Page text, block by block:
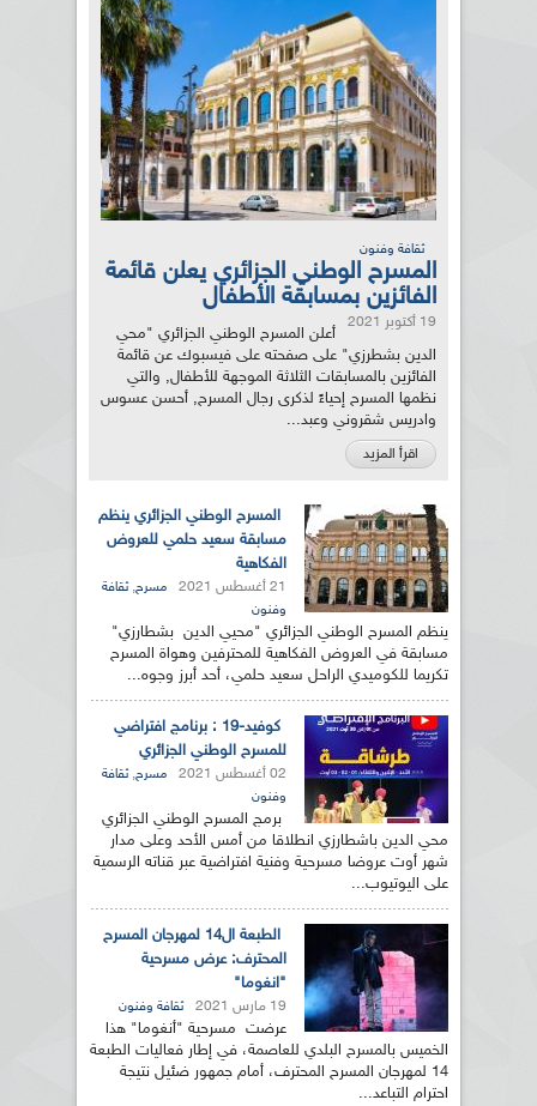
ثقافة وفنون
المسرح الوطني الجزائري يعلن قائمة
الفائزين بمسابقة الأطفال
19 أكتوبر 2021
أعلن المسرح الوطني الجزائري "محي
الدين بشطرزي" على صفحته على فيسبوك عن قائمة
الفائزين بالمسابقات الثلاثة الموجهة للأطفال, والتي
نظمها المسرح إحياءً لذكرى رجال المسرح, أحسن عسوس
وادريس شقروني وعبد...
اقرأ المزيد
المسرح الوطني الجزائري ينظم
مسابقة سعيد حلمي للعروض
الفكاهية
21 أغسطس 2021 مسرح,ثقافة
وفنون
ينظم المسرح الوطني الجزائري "محيي الدين بشطارزي"
مسابقة في العروض الفكاهية للمحترفين وهواة المسرح
تكريما للكوميدي الراحل سعيد حلمي، أحد أبرز وجوه...
كوفيد-19 : برنامج افتراضي
للمسرح الوطني الجزائري
02 أغسطس 2021 مسرح,ثقافة
وفنون
برمج المسرح الوطني الجزائري
محي الدين باشطارزي انطلاقا من أمس الأحد وعلى مدار
شهر أوت عروضا مسرحية وفنية افتراضية عبر قناته الرسمية
على اليوتيوب...
الطبعة ال14 لمهرجان المسرح
المحترف: عرض مسرحية
"انغوما"
19 مارس 2021 ثقافة وفنون
عرضت مسرحية "أنغوما" هذا
الخميس بالمسرح البلدي للعاصمة، في إطار فعاليات الطبعة
14 لمهرجان المسرح المحترف، أمام جمهور ضئيل نتيجة
احترام التباعد...